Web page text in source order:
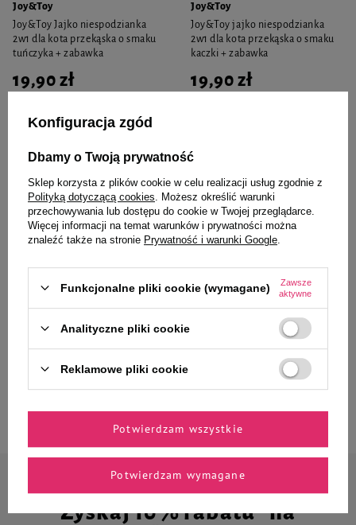
Joy&Toy
Joy&Toy Jajko niespodzianka
2w1 dla kota przekąska o smaku
tuńczyka + zabawka
19,90 zł
- +
Do koszyka
Joy&Toy
Joy&Toy jajko niespodzianka
2w1 dla kota przekąska o smaku
kaczki + zabawka
19,90 zł
Twój pupil ucieszy się także
MAU Mus Karma mokra dla kota
sterylizowanego jagnięcina z
nasionami chia i miętą zestaw 10
MAU Mus Karma mokra dla kota
sterylizowanego dziczyzna z
jagodami zestaw 10 x 85 g
Zapisz się do naszego newslettera
Zyskaj 10% rabatu* na
Konfiguracja zgód
Dbamy o Twoją prywatność
Sklep korzysta z plików cookie w celu realizacji usług zgodnie z
Polityką dotyczącą cookies . Możesz określić warunki
przechowywania lub dostępu do cookie w Twojej przeglądarce.
Więcej informacji na temat warunków i prywatności można
znaleźć także na stronie Prywatność i warunki Google
Funkcjonalne pliki cookie (wymagane)
Zawsze
aktywne
Analityczne pliki cookie
Reklamowe pliki cookie
Potwierdzam wymagane
Potwierdzam wszystkie